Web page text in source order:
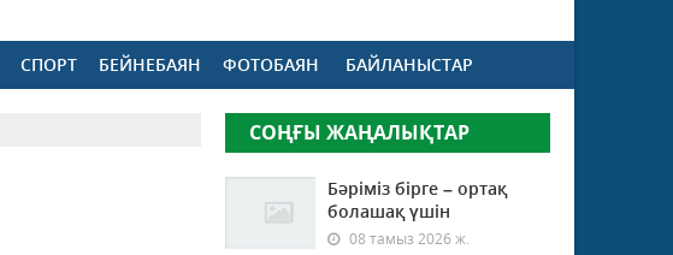
СПОРТ БЕЙНЕБАЯН ФОТОБАЯН БАЙЛАНЫСТАР
СОҢҒЫ ЖАҢАЛЫҚТАР
Бәріміз бірге – ортақ
болашақ үшін
08 тамыз 2026 ж.